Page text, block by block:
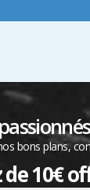
bons plans,
10€